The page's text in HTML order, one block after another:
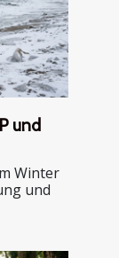
und
Winter
und